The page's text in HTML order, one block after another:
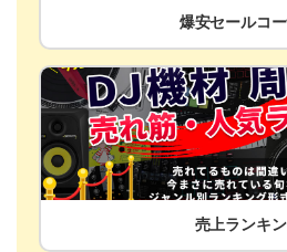
爆安セールコ
売上ランキ